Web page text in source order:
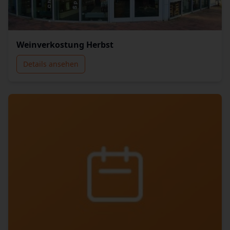
Weinverkostung Herbst
Details ansehen